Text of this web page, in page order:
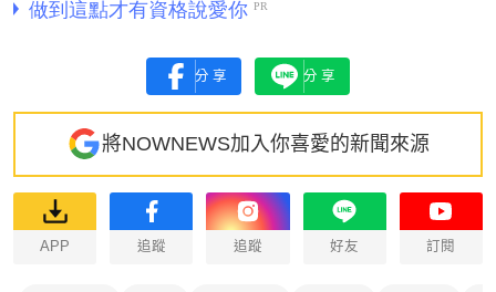
分享 分享
將NOWNEWS加入你喜愛的新聞來源
APP 追蹤 追蹤 好友 訂閱